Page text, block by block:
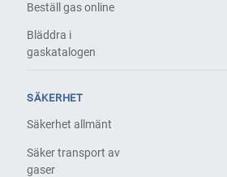
Beställ gas online
Bläddra i
gaskatalogen
SÄKERHET
Säkerhet allmänt
Säker transport av
gaser